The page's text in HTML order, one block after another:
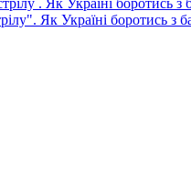
Як Україні боротись з